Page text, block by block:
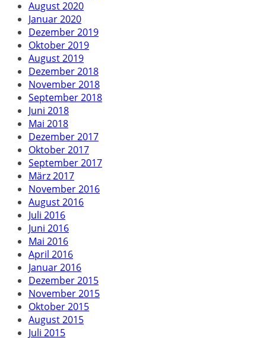
August 2020
Januar 2020
Dezember 2019
Oktober 2019
August 2019
Dezember 2018
November 2018
September 2018
Juni 2018
Mai 2018
Dezember 2017
Oktober 2017
September 2017
März 2017
November 2016
August 2016
Juli 2016
Juni 2016
Mai 2016
April 2016
Januar 2016
Dezember 2015
November 2015
Oktober 2015
August 2015
Juli 2015